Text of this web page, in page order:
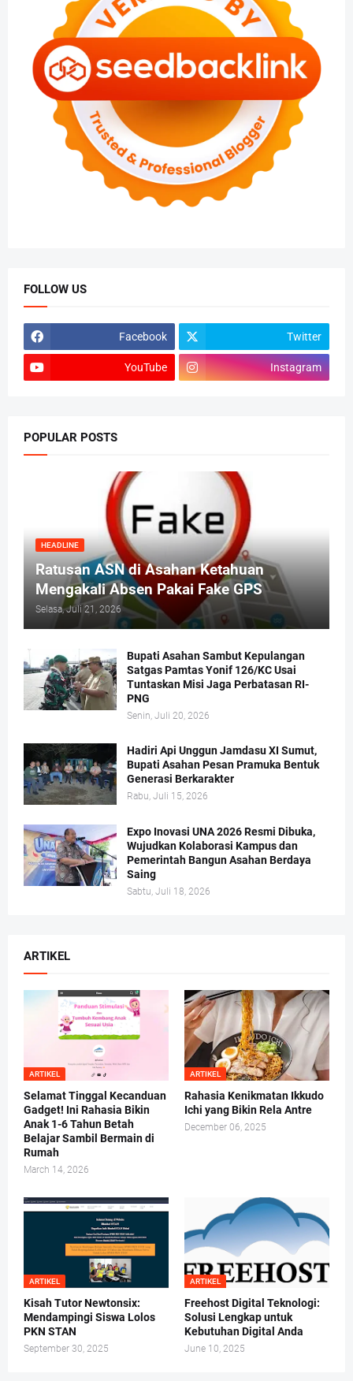
FOLLOW US
Facebook Twitter
YouTube Instagram
POPULAR POSTS
HEADLINE
Ratusan ASN di Asahan Ketahuan
Mengakali Absen Pakai Fake GPS
Selasa, Juli 21, 2026
Bupati Asahan Sambut Kepulangan
Satgas Pamtas Yonif 126/KC Usai
Tuntaskan Misi Jaga Perbatasan RI-
PNG
Senin, Juli 20, 2026
Hadiri Api Unggun Jamdasu XI Sumut,
Bupati Asahan Pesan Pramuka Bentuk
Generasi Berkarakter
Rabu, Juli 15, 2026
Expo Inovasi UNA 2026 Resmi Dibuka,
Wujudkan Kolaborasi Kampus dan
Pemerintah Bangun Asahan Berdaya
Saing
Sabtu, Juli 18, 2026
ARTIKEL
ARTIKEL
Selamat Tinggal Kecanduan
Gadget! Ini Rahasia Bikin
Anak 1-6 Tahun Betah
Belajar Sambil Bermain di
Rumah
March 14, 2026
ARTIKEL
Rahasia Kenikmatan Ikkudo
Ichi yang Bikin Rela Antre
December 06, 2025
ARTIKEL
Kisah Tutor Newtonsix:
Mendampingi Siswa Lolos
PKN STAN
September 30, 2025
ARTIKEL
Freehost Digital Teknologi:
Solusi Lengkap untuk
Kebutuhan Digital Anda
June 10, 2025